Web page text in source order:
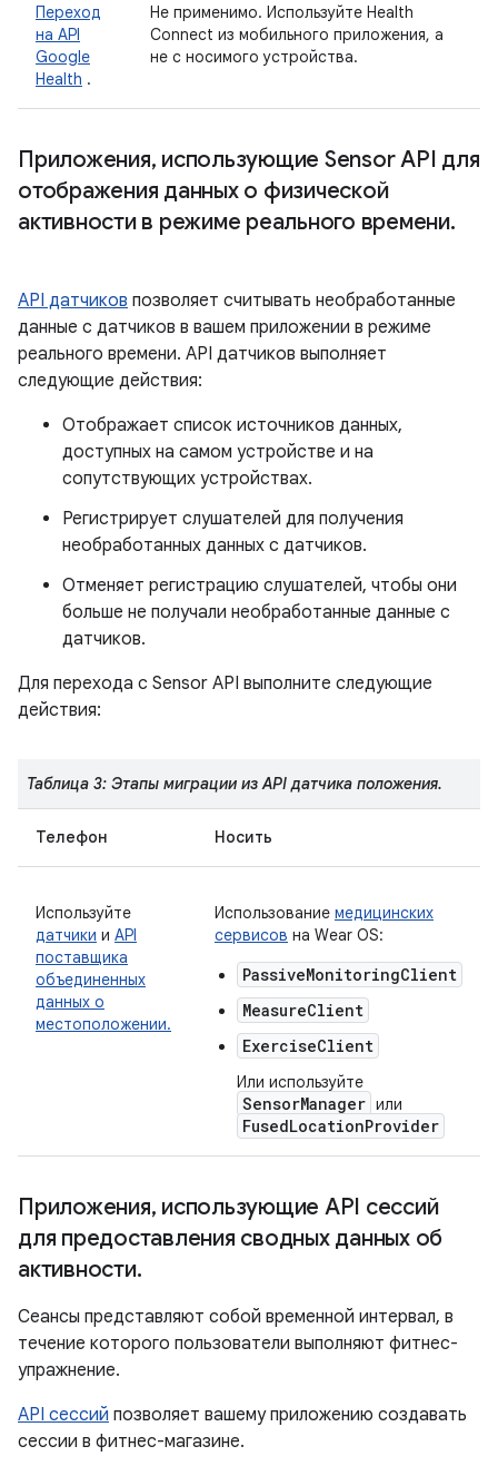
Переход
на API
Google
Health .
Не применимо. Используйте Health
Connect из мобильного приложения, а
не с носимого устройства.
Приложения, использующие Sensor API для
отображения данных о физической
активности в режиме реального времени.
API датчиков позволяет считывать необработанные
данные с датчиков в вашем приложении в режиме
реального времени. API датчиков выполняет
следующие действия:
Отображает список источников данных,
доступных на самом устройстве и на
сопутствующих устройствах.
Регистрирует слушателей для получения
необработанных данных с датчиков.
Отменяет регистрацию слушателей, чтобы они
больше не получали необработанные данные с
датчиков.
Для перехода с Sensor API выполните следующие
действия:
Таблица 3: Этапы миграции из API датчика положения.
Телефон Носить
Используйте
датчики и API
поставщика
объединенных
данных о
местоположении.
Использование медицинских
сервисов на Wear OS:
PassiveMonitoringClient
MeasureClient
ExerciseClient
Или используйте
SensorManager или
FusedLocationProvider
Приложения, использующие API сессий
для предоставления сводных данных об
активности.
Сеансы представляют собой временной интервал, в
течение которого пользователи выполняют фитнес-
упражнение.
API сессий позволяет вашему приложению создавать
сессии в фитнес-магазине.